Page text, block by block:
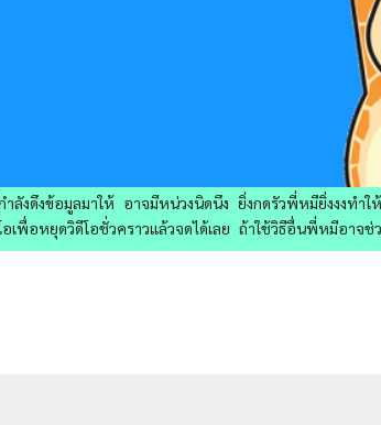
ดึงข้อมูลมาให้ อาจมีหน่วงนิดนึง ยิ่งกดรัวพี่หมียิ่งงงทำใ
พื่อหยุดวิดีโอชั่วคราวแล้วจดได้เลย ถ้าใช้วิธีอื่นพี่หมีอาจช่